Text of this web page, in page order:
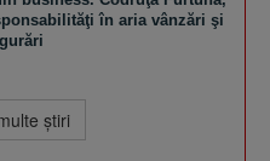
în aria vânzări şi
ştiri